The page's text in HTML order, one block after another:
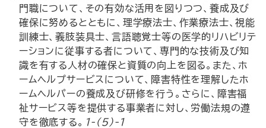
門職について、その有効な活用を図りつつ、養成及び
確保に努めるとともに、理学療法士、作業療法士、視能
訓練士、義肢装具士、言語聴覚士等の医学的リハビリテ
ーションに従事する者について、専門的な技術及び知
識を有する人材の確保と資質の向上を図る。また、ホ
ームヘルプサービスについて、障害特性を理解したホ
ームヘルパーの養成及び研修を行う。さらに、障害福
祉サービス等を提供する事業者に対し、労働法規の遵
守を徹底する。 1-(5)-1